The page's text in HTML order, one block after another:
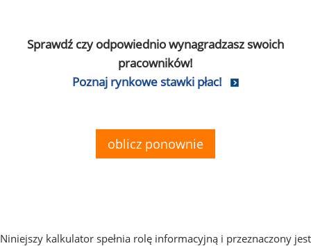
Sprawdź czy odpowiednio wynagradzasz swoich
pracowników!
Poznaj rynkowe stawki płac!
oblicz ponownie
Niniejszy kalkulator spełnia rolę informacyjną i przeznaczony jest